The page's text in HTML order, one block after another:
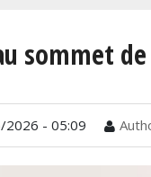
sommet
2026 - 05:09